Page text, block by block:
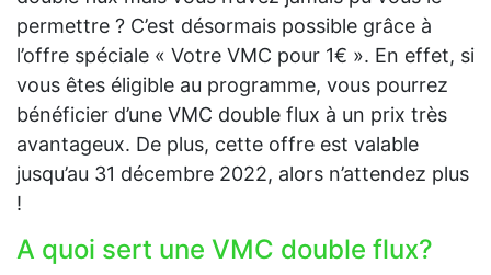
permettre ? C’est désormais possible grâce à
l’offre spéciale « Votre VMC pour 1€ ». En effet, si
vous êtes éligible au programme, vous pourrez
bénéficier d’une VMC double flux à un prix très
avantageux. De plus, cette offre est valable
jusqu’au 31 décembre 2022, alors n’attendez plus
!
A quoi sert une VMC double flux?